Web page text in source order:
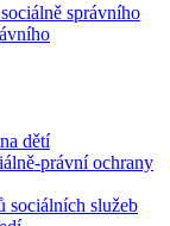
správního
dětí
právní ochrany
sociálních služeb